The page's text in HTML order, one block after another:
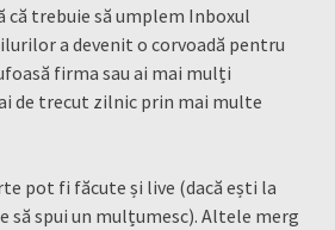
că trebuie să umplem Inboxul
a devenit o corvoadă pentru
firma sau ai mai mulți
de trecut zilnic prin mai multe
pot fi făcute și live (dacă ești la
să spui un mulțumesc). Altele merg